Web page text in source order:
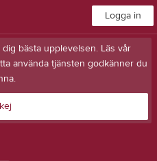
Logga in
bästa upplevelsen. Läs vår
använda tjänsten godkänner du